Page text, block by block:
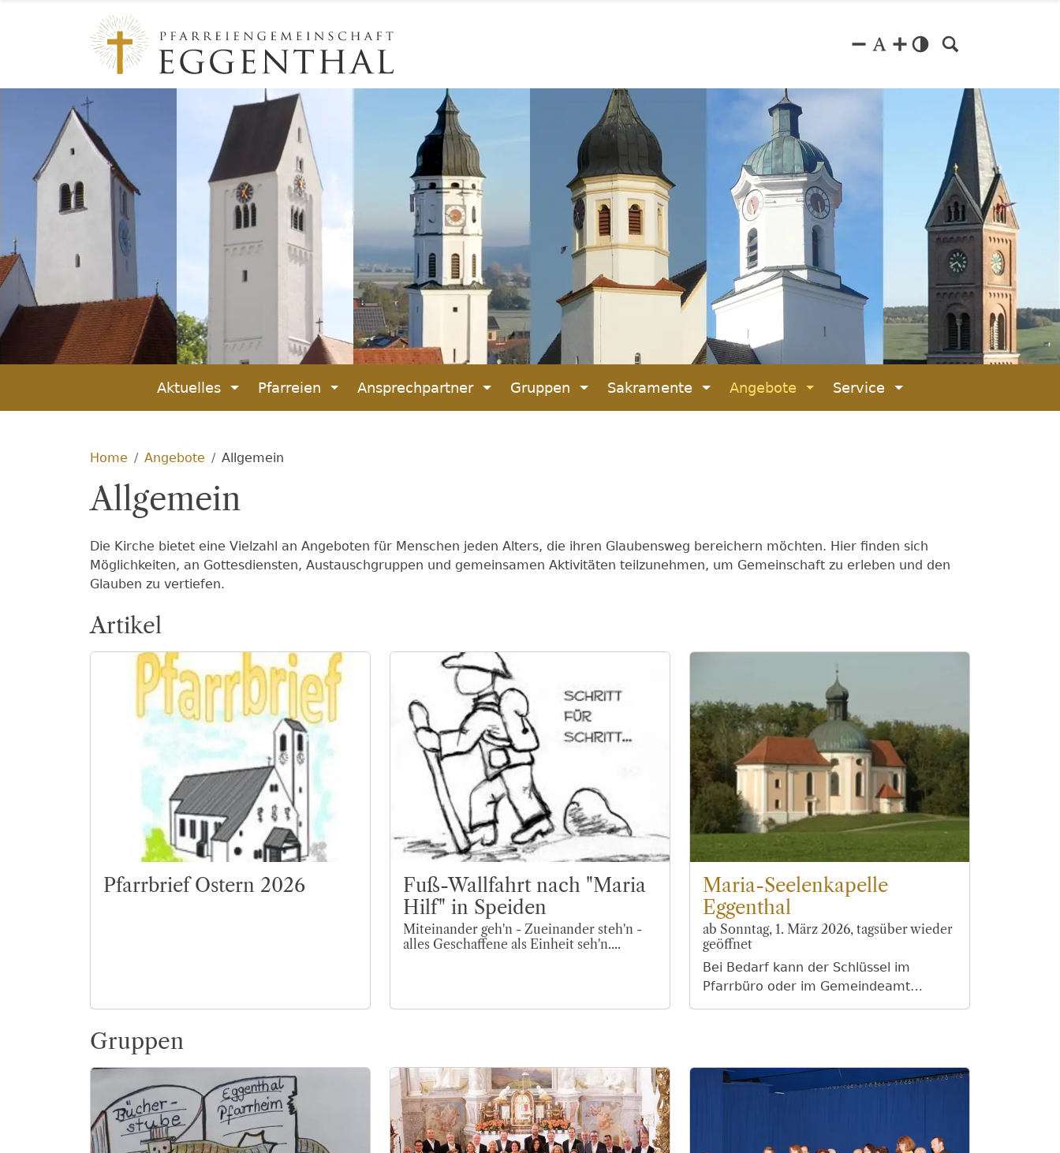
Aktuelles Pfarreien Ansprechpartner Gruppen Sakramente Angebote Service
Home Angebote Allgemein
Allgemein
Die Kirche bietet eine Vielzahl an Angeboten für Menschen jeden Alters, die ihren Glaubensweg bereichern möchten. Hier finden sich
Möglichkeiten, an Gottesdiensten, Austauschgruppen und gemeinsamen Aktivitäten teilzunehmen, um Gemeinschaft zu erleben und den
Glauben zu vertiefen.
Artikel
Pfarrbrief Ostern 2026
Fuß-Wallfahrt nach "Maria
Hilf" in Speiden
Miteinander geh'n - Zueinander steh'n -
alles Geschaffene als Einheit seh'n....
Maria-Seelenkapelle
Eggenthal
ab Sonntag, 1. März 2026, tagsüber wieder
geöffnet
Bei Bedarf kann der Schlüssel im
Pfarrbüro oder im Gemeindeamt
Gruppen